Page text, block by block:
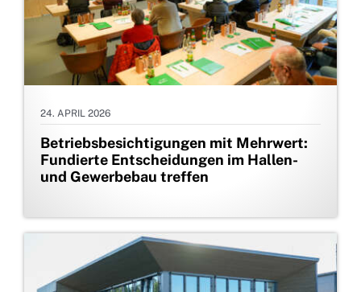
24. APRIL 2026
Betriebsbesichtigungen mit Mehrwert:
Fundierte Entscheidungen im Hallen-
und Gewerbebau treffen